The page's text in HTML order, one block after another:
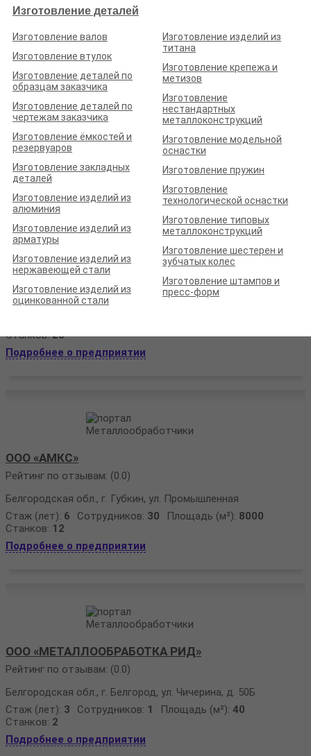
Изготовление деталей
Изготовление валов
Изготовление втулок
Изготовление деталей по
образцам заказчика
Изготовление деталей по
чертежам заказчика
Изготовление ёмкостей и
резервуаров
Изготовление закладных
деталей
Изготовление изделий из
алюминия
Изготовление изделий из
арматуры
Изготовление изделий из
нержавеющей стали
Изготовление изделий из
оцинкованной стали
Изготовление изделий из
титана
Изготовление крепежа и
метизов
Изготовление
нестандартных
металлоконструкций
Изготовление модельной
оснастки
Изготовление пружин
Изготовление
технологической оснастки
Изготовление типовых
металлоконструкций
Изготовление шестерен и
зубчатых колес
Изготовление штампов и
пресс-форм
ООО «МЕТАЛЛООБРАБОТКА»
Рейтинг по отзывам:
Белгородская обл., г. Белгород, ул. Павлова, д. 12
Площадь (м²):300
Станков:9
ООО «СПЕЦМАШДЕТАЛЬ»
Рейтинг по отзывам:
(0.0)
Белгородская обл., г. Белгород, ул. Сумская, д. 66
Станков:20
Подробнее о предприятии
ООО «АМКС»
Рейтинг по отзывам: (0.0)
Белгородская обл., г. Губкин, ул. Промышленная
Стаж (лет): 6 Сотрудников: 30 Площадь (м²): 8000
Станков: 12
Подробнее о предприятии
ООО «МЕТАЛЛООБРАБОТКА РИД»
Рейтинг по отзывам: (0.0)
Белгородская обл., г. Белгород, ул. Чичерина, д. 50Б
Стаж (лет): 3 Сотрудников: 1 Площадь (м²): 40
Станков: 2
Подробнее о предприятии